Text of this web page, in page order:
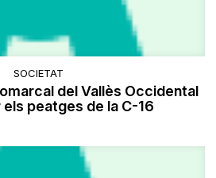
SOCIETAT
del Vallès Occidental
els peatges de la C-16